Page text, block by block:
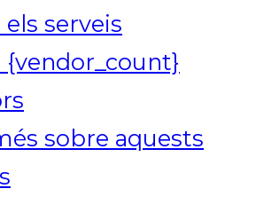
serveis
{vendor_count}
sobre aquests